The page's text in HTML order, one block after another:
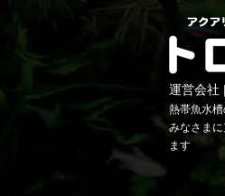
運営会社 |
熱帯魚水
みなさま
ます